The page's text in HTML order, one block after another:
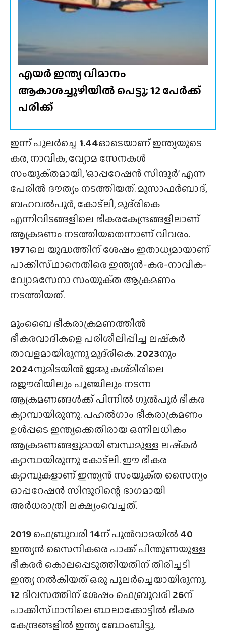
എയർ ഇന്ത്യ വിമാനം
ആകാശച്ചുഴിയിൽ പെട്ടു; 12 പേർക്ക്
പരിക്ക്
ഇന്ന് പുലർച്ചെ 1.44ഓടെയാണ് ഇന്ത്യയുടെ
കര, നാവിക, വ്യോമ സേനകൾ
സംയുക്‌തമായി, ‘ഓപ്പറേഷൻ സിന്ദൂർ’ എന്ന
പേരിൽ ദൗത്യം നടത്തിയത്. മുസാഫർബാദ്,
ബഹവൽപുർ, കോട്‌ലി, മുദ്‌രികെ
എന്നിവിടങ്ങളിലെ ഭീകരകേന്ദ്രങ്ങളിലാണ്
ആക്രമണം നടത്തിയതെന്നാണ് വിവരം.
1971ലെ യുദ്ധത്തിന് ശേഷം ഇതാധ്യമായാണ്
പാക്കിസ്‌ഥാനെതിരെ ഇന്ത്യൻ-കര-നാവിക-
വ്യോമസേനാ സംയുക്‌ത ആക്രമണം
നടത്തിയത്.
മുംബൈ ഭീകരാക്രമണത്തിൽ
ഭീകരവാദികളെ പരിശീലിപ്പിച്ച ലഷ്‌കർ
താവളമായിരുന്നു മുദ്‌രികെ.2023നും
2024നുമിടയിൽ ജമ്മു കശ്‌മീരിലെ
രജൗരിയിലും പൂഞ്ചിലും നടന്ന
ആക്രമണങ്ങൾക്ക് പിന്നിൽ ഗുൽപുർ ഭീകര
ക്യാമ്പായിരുന്നു. പഹൽഗാം ഭീകരാക്രമണം
ഉൾപ്പടെ ഇന്ത്യക്കെതിരായ ഒന്നിലധികം
ആക്രമണങ്ങളുമായി ബന്ധമുള്ള ലഷ്‌കർ
ക്യാമ്പായിരുന്നു കോട്‌ലി. ഈ ഭീകര
ക്യാമ്പുകളാണ് ഇന്ത്യൻ സംയുക്‌ത സൈന്യം
ഓപ്പറേഷൻ സിന്ദൂറിന്റെ ഭാഗമായി
അർധരാത്രി ലക്ഷ്യംവെച്ചത്.
2019ഫെബ്രുവരി 14ന് പുൽവാമയിൽ 40
ഇന്ത്യൻ സൈനികരെ പാക്ക് പിന്തുണയുള്ള
ഭീകരർ കൊലപ്പെടുത്തിയതിന് തിരിച്ചടി
ഇന്ത്യ നൽകിയത് ഒരു പുലർച്ചെയായിരുന്നു.
12 ദിവസത്തിന് ശേഷം ഫെബ്രുവരി 26ന്
പാക്കിസ്‌ഥാനിലെ ബാലാക്കോട്ടിൽ ഭീകര
കേന്ദ്രങ്ങളിൽ ഇന്ത്യ ബോംബിട്ടു.